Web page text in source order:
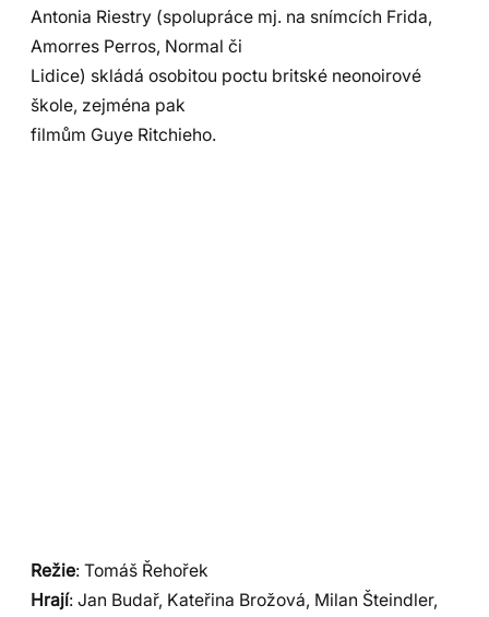
Antonia Riestry (spolupráce mj. na snímcích Frida,
Amorres Perros, Normal či
Lidice) skládá osobitou poctu britské neonoirové
škole, zejména pak
filmům Guye Ritchieho.
Režie: Tomáš Řehořek
Hrají: Jan Budař, Kateřina Brožová, Milan Šteindler,